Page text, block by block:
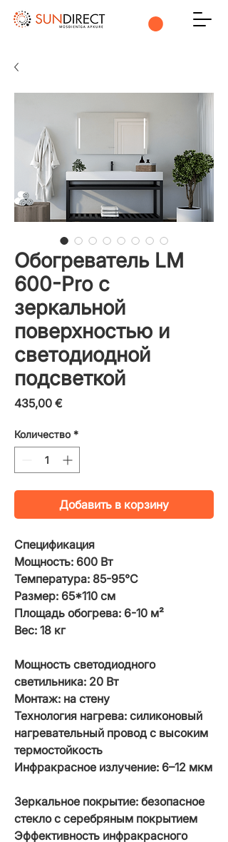
Обогреватель LM
600-Pro с
зеркальной
поверхностью и
светодиодной
подсветкой
435,00 €Цена
Количество *
Добавить в корзину
Спецификация
Мощность: 600 Вт
Температура: 85-95°С
Размер: 65*110 см
Площадь обогрева: 6-10 м²
Вес: 18 кг
Мощность светодиодного
светильника: 20 Вт
Монтаж: на стену
Технология нагрева: силиконовый
нагревательный провод с высоким
термостойкость
Инфракрасное излучение: 6–12 мкм
Зеркальное покрытие: безопасное
стекло с серебряным покрытием
Эффективность инфракрасного